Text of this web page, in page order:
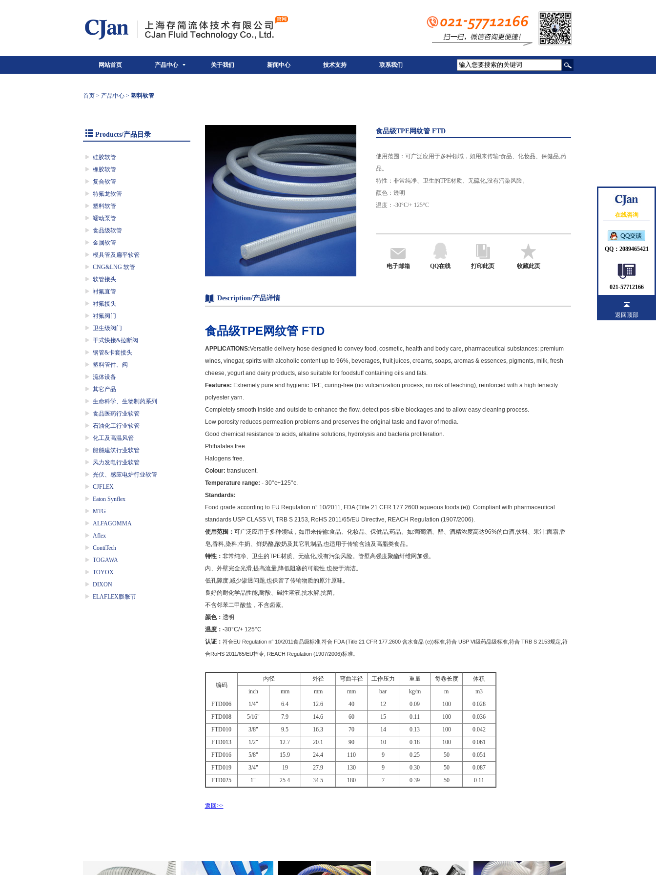
网站首页 产品中心 关于我们 新闻中心 技术支持 联系我们
首页> 产品中心> 塑料软管
Products/产品目录
硅胶软管
橡胶软管
复合软管
特氟龙软管
塑料软管
蠕动泵管
食品级软管
金属软管
模具管及扁平软管
CNG&LNG 软管
软管接头
衬氟直管
衬氟接头
衬氟阀门
卫生级阀门
干式快接&拉断阀
钢管&卡套接头
塑料管件、阀
流体设备
其它产品
生命科学、生物制药系列
食品医药行业软管
石油化工行业软管
化工及高温风管
船舶建筑行业软管
风力发电行业软管
光伏、感应电炉行业软管
CJFLEX
Eaton Synflex
MTG
ALFAGOMMA
Aflex
ContiTech
TOGAWA
TOYOX
DIXON
ELAFLEX膨胀节
食品级TPE网纹管 FTD
使用范围：可广泛应用于多种领域，如用来传输:食品、化妆品、保健品,药
品。
特性：非常纯净、卫生的TPE材质、无硫化,没有污染风险。
颜色：透明
温度：-30°C/+ 125°C
电子邮箱 QQ在线 打印此页 收藏此页
Description/产品详情
食品级TPE网纹管FTD
APPLICATIONS:Versatile delivery hose designed to convey food, cosmetic, health and body care, pharmaceutical substances: premium
wines, vinegar, spirits with alcoholic content up to 96%, beverages, fruit juices, creams, soaps, aromas & essences, pigments, milk, fresh
cheese, yogurt and dairy products, also suitable for foodstuff containing oils and fats.
Features: Extremely pure and hygienic TPE, curing-free (no vulcanization process, no risk of leaching), reinforced with a high tenacity
polyester yarn.
Completely smooth inside and outside to enhance the flow, detect pos-sible blockages and to allow easy cleaning process.
Low porosity reduces permeation problems and preserves the original taste and flavor of media.
Good chemical resistance to acids, alkaline solutions, hydrolysis and bacteria proliferation.
Phthalates free.
Halogens free.
Colour: translucent.
Temperature range: - 30°c+125°c.
Standards:
Food grade according to EU Regulation n° 10/2011, FDA (Title 21 CFR 177.2600 aqueous foods (e)). Compliant with pharmaceutical
standards USP CLASS VI, TRB S 2153, RoHS 2011/65/EU Directive, REACH Regulation (1907/2006).
使用范围： 可广泛应用于多种领域，如用来传输:食品、化妆品、保健品,药品。如:葡萄酒、醋、酒精浓度高达96%的白酒,饮料、果汁:面霜,香
皂,香料,染料;牛奶、鲜奶酪,酸奶及其它乳制品,也适用于传输含油及高脂类食品。
特性： 非常纯净、卫生的TPE材质、无硫化,没有污染风险。管壁高强度聚酯纤维网加强。
内、外壁完全光滑,提高流量,降低阻塞的可能性,也便于清洁。
低孔隙度,减少渗透问题,也保留了传输物质的原汁原味。
良好的耐化学品性能,耐酸、碱性溶液,抗水解,抗菌。
不含邻苯二甲酸盐， 不含卤素。
颜色： 透明
温度： -30°C/+ 125°C
认证： 符合EU Regulation n°10/2011食品级标准, 符合 FDA (Title 21 CFR 177.2600 含水食品 (e))标准, 符合 USP VI级药品级标准, 符合 TRB S 2153规定 符
合RoHS 2011/65/EU指令, REACH Regulation (1907/2006)标准。
编码
内径 外径 弯曲半径 工作压力 重量 每卷长度
体积
inch
mm mm mm bar kg/m m
m3
FTD006
1/4" 6.4 12.6 40 12 0.09 100
0.028
FTD008
5/16" 7.9 14.6 60 15 0.11 100
0.036
FTD010
3/8" 9.5 16.3 70 14 0.13 100
0.042
FTD013
1/2" 12.7 20.1 90 10 0.18 100
0.061
FTD016
5/8" 15.9 24.4 110 9 0.25 50
0.051
FTD019
3/4" 19 27.9 130 9 0.30 50
0.087
FTD025
1" 25.4 34.5 180 7 0.39 50 0.11
返回>>
在线咨询
QQ：2089465421
021-57712166
返回顶部